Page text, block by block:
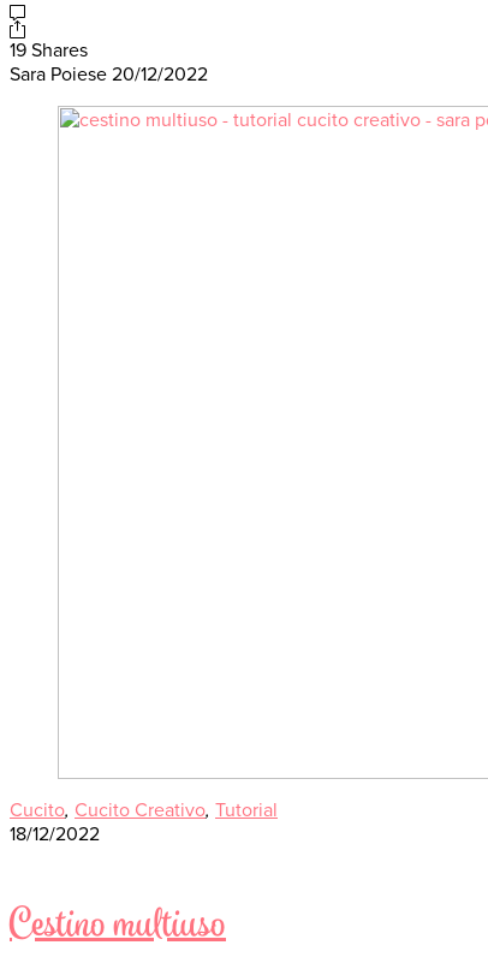
19 Shares
Sara Poiese 20/12/2022
Cucito, Cucito Creativo, Tutorial
18/12/2022
Cestino multiuso